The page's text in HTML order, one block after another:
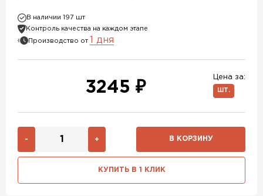
В наличии 197 шт
Контроль качества на каждом этапе
Производство от 1 дня
Цена за:
ШТ.
3245 ₽
- + В КОРЗИНУ
КУПИТЬ В 1 КЛИК